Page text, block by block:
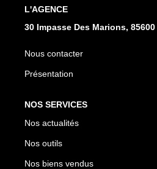
L'AGENCE
30 Impasse Des Marions,
Nous contacter
Présentation
NOS SERVICES
Nos actualités
Nos outils
Nos biens vendus